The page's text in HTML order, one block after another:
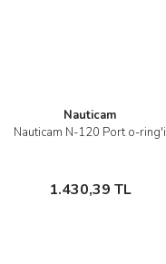
Nauticam
Nauticam N-120 Port o-ring'i
1.430,39 TL
İncele
Sepete Ekle